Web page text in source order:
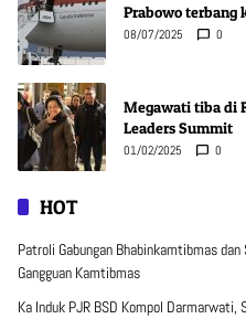
Prabowo terbang
08/07/2025 0
Megawati tiba di
Leaders Summit
01/02/2025 0
HOT
Patroli Gabungan Bhabinkamtibmas
Gangguan Kamtibmas
Ka Induk PJR BSD Kompol Darmarwati,